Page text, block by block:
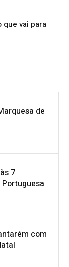
que vai para
de
7
com